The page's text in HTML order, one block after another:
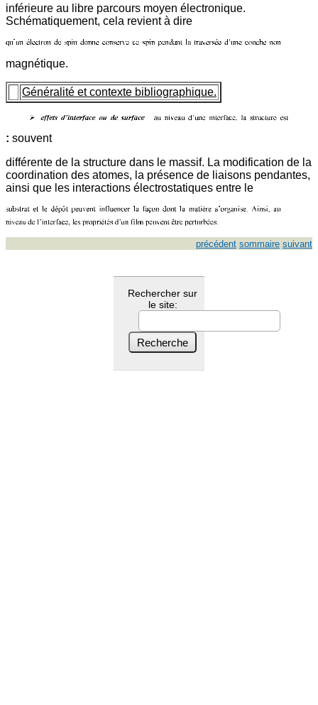
inférieure au libre parcours moyen électronique.
Schématiquement, cela revient à dire
magnétique.
Généralité et contexte bibliographique.
: souvent
différente de la structure dans le massif. La modification de la
coordination des atomes, la présence de liaisons pendantes,
ainsi que les interactions électrostatiques entre le
précédent sommaire suivant
Rechercher sur
le site: